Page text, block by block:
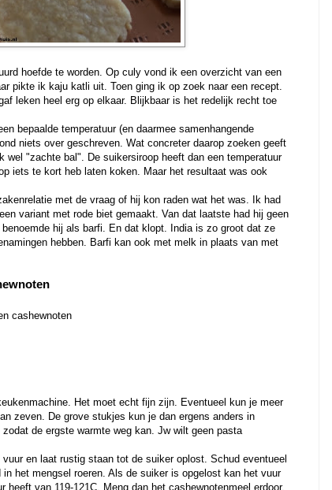
hoefde te worden. Op culy vond ik een overzicht van een
pikte ik kaju katli uit. Toen ging ik op zoek naar een recept.
leken heel erg op elkaar. Blijkbaar is het redelijk recht toe
bepaalde temperatuur (en daarmee samenhangende
niets over geschreven. Wat concreter daarop zoeken geeft
wel "zachte bal". De suikersiroop heeft dan een temperatuur
iets te kort heb laten koken. Maar het resultaat was ook
met de vraag of hij kon raden wat het was. Ik had
variant met rode biet gemaakt. Van dat laatste had hij geen
hij als barfi. En dat klopt. India is zo groot dat ze
hebben. Barfi kan ook met melk in plaats van met
cashewnoten
Het moet echt fijn zijn. Eventueel kun je meer
zeven. De grove stukjes kun je dan ergens anders in
de ergste warmte weg kan. Jw wilt geen pasta
en laat rustig staan tot de suiker oplost. Schud eventueel
het mengsel roeren. Als de suiker is opgelost kan het vuur
heeft van 119-121C. Meng dan het cashewnotenmeel erdoor.